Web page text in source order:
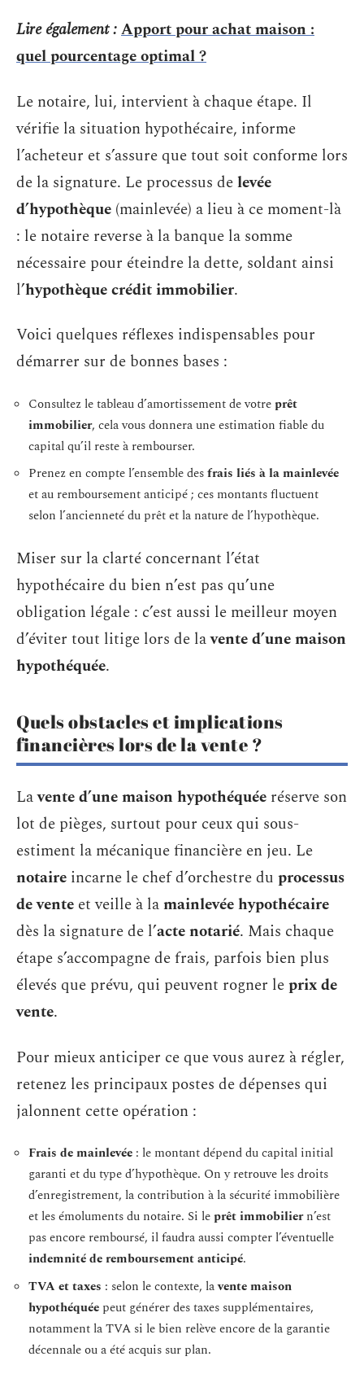
Lire également :Apport pour achat maison :
quel pourcentage optimal ?
Le notaire, lui, intervient à chaque étape. Il
vérifie la situation hypothécaire, informe
l’acheteur et s’assure que tout soit conforme lors
de la signature. Le processus delevée
d’hypothèque (mainlevée) a lieu à ce moment-là
: le notaire reverse à la banque la somme
nécessaire pour éteindre la dette, soldant ainsi
l’hypothèque crédit immobilier.
Voici quelques réflexes indispensables pour
démarrer sur de bonnes bases :
Consultez le tableau d’amortissement de votreprêt
immobilier, cela vous donnera une estimation fiable du
capital qu’il reste à rembourser.
Prenez en compte l’ensemble desfrais liés à la mainlevée
et au remboursement anticipé ; ces montants fluctuent
selon l’ancienneté du prêt et la nature de l’hypothèque.
Miser sur la clarté concernant l’état
hypothécaire du bien n’est pas qu’une
obligation légale : c’est aussi le meilleur moyen
d’éviter tout litige lors de lavente d’une maison
hypothéquée.
Quels obstacles et implications
financières lors de la vente ?
Lavente d’une maison hypothéquée réserve son
lot de pièges, surtout pour ceux qui sous-
estiment la mécanique financière en jeu. Le
notaire incarne le chef d’orchestre du processus
de vente et veille à lamainlevée hypothécaire
dès la signature de l’acte notarié. Mais chaque
étape s’accompagne de frais, parfois bien plus
élevés que prévu, qui peuvent rogner leprix de
vente.
Pour mieux anticiper ce que vous aurez à régler,
retenez les principaux postes de dépenses qui
jalonnent cette opération :
Frais de mainlevée : le montant dépend du capital initial
garanti et du type d’hypothèque. On y retrouve les droits
d’enregistrement, la contribution à la sécurité immobilière
et les émoluments du notaire. Si leprêt immobiliern’est
pas encore remboursé, il faudra aussi compter l’éventuelle
indemnité de remboursement anticipé.
TVA et taxes : selon le contexte, lavente maison
hypothéquée peut générer des taxes supplémentaires,
notamment la TVA si le bien relève encore de la garantie
décennale ou a été acquis sur plan.